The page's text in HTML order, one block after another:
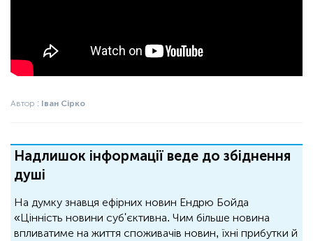
Автор : Іван Сірко
Надлишок інформації веде до збіднення
душі
На думку знавця ефірних новин Ендрю Бойда
«Цінність новини суб'єктивна. Чим більше новина
впливатиме на життя споживачів новин, їхні прибутки й